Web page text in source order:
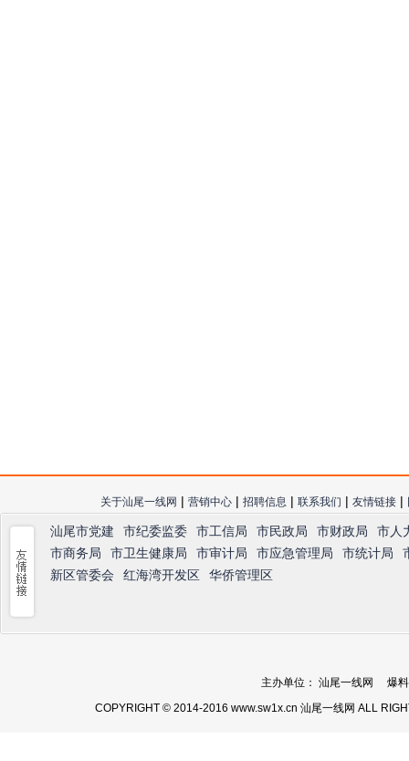
关于汕尾一线网 | 营销中心 | 招聘信息 | 联系我们 | 友情链接 |
汕尾市党建 市纪委监委 市工信局 市民政局 市财政局
市人
市商务局
市卫生健康局 市审计局 市应急管理局 市统计局
新区管委会
红海湾开发区 华侨管理区
主办单位： 汕尾一线网 爆
COPYRIGHT © 2014-2016 www.sw1x.cn 汕尾一线网 ALL